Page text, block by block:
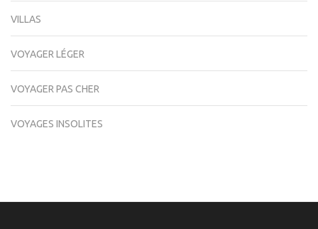
VILLAS
VOYAGER LÉGER
VOYAGER PAS CHER
VOYAGES INSOLITES